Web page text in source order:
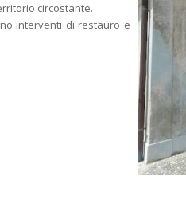
circostante.
interventi di restauro e